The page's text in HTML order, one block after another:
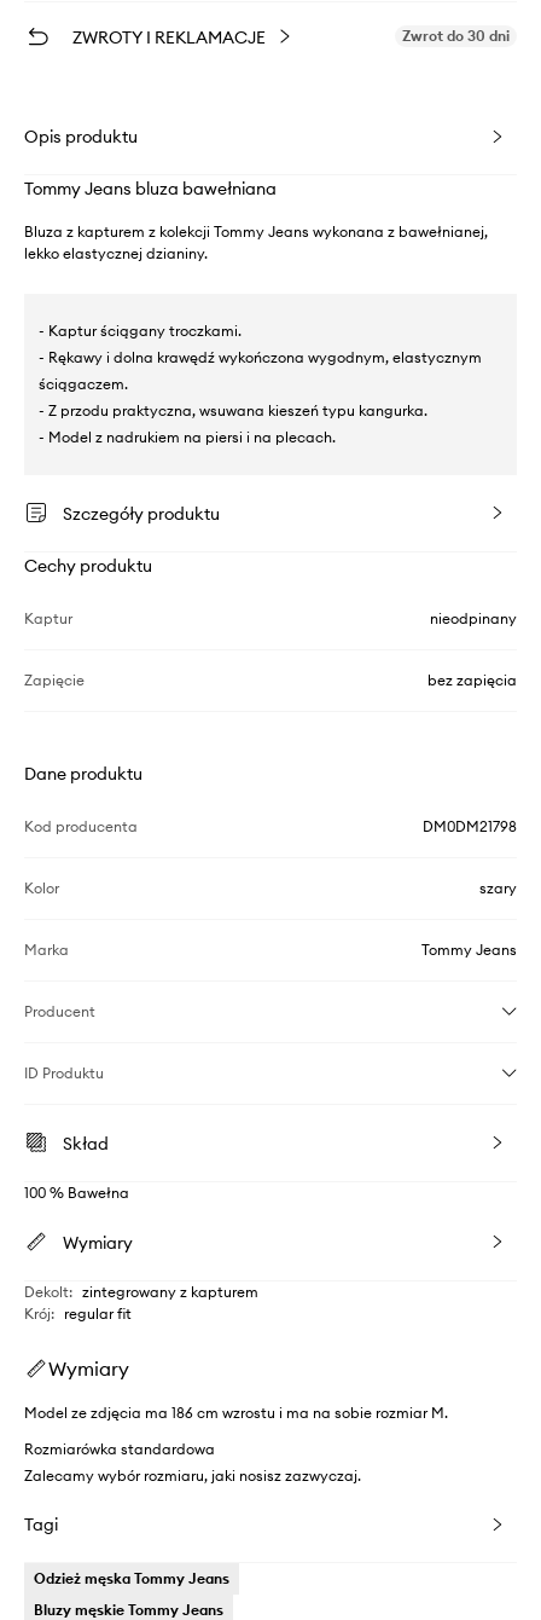
ZWROTY I REKLAMACJE Zwrot do 30 dni
Opis produktu
Tommy Jeans bluza bawełniana
Bluza z kapturem z kolekcji Tommy Jeans wykonana z bawełnianej,
lekko elastycznej dzianiny.
- Kaptur ściągany troczkami.
- Rękawy i dolna krawędź wykończona wygodnym, elastycznym
ściągaczem.
- Z przodu praktyczna, wsuwana kieszeń typu kangurka.
- Model z nadrukiem na piersi i na plecach.
Szczegóły produktu
Cechy produktu
Kaptur nieodpinany
Zapięcie bez zapięcia
Dane produktu
Kod producenta DM0DM21798
Kolor szary
Marka Tommy Jeans
Producent
ID Produktu
Skład
100 % Bawełna
Wymiary
Dekolt: zintegrowany z kapturem
Krój: regular fit
Wymiary
Model ze zdjęcia ma 186 cm wzrostu i ma na sobie rozmiar M.
Rozmiarówka standardowa
Zalecamy wybór rozmiaru, jaki nosisz zazwyczaj.
Tagi
Odzież męska Tommy Jeans
Bluzy męskie Tommy Jeans